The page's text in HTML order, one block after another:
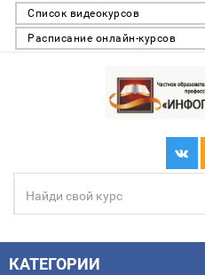
Список видеокурсов
Расписание онлайн-курсов
КАТЕГОРИИ